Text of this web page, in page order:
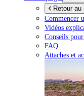
Retour au
Commencer
Vidéos
Conseils
FAQ
Attaches et